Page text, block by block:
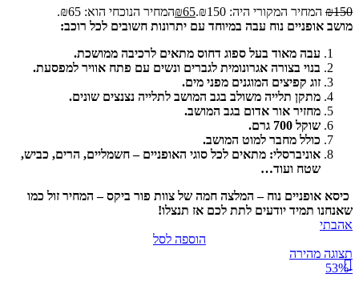
₪150 המחיר המקורי היה: ₪150. ₪65
המחיר הנוכחי הוא: ₪65.
מושב אופניים נוח עבה במיוחד עם יתרונות חשובים לכל רוכב:
עבה מאוד בעל ספוג דחוס מתאים לרכיבה ממושכת.
בנוי בצורה אגרונומית לגברים ונשים עם פתח אוויר למפסעת.
זוג קפיצים המוגנים מפני מים.
מתקן תלייה משולב בגב המושב לתלייה נצנצים שונים.
מחזיר אור אדום בגב המושב.
שוקל 700 גרם.
כולל מחבר למוט המושב.
אוניברסלי: מתאים לכל סוגי האופניים – חשמליים, הרים, כביש,
שטח ועוד…
כיסא אופניים נוח – המלצה חמה של צוות פור ביקס – המחיר זול כמו
שאנחנו תמיד יודעים לתת לכם אז תנצלו!
אהבתי
הוספה לסל
תצוגה מהירה
-53%